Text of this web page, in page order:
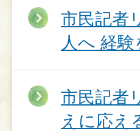
市民記者
人へ 経
市民記者
えに応え